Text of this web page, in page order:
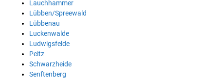
Lauchhammer
Lübben/Spreewald
Lübbenau
Luckenwalde
Ludwigsfelde
Peitz
Schwarzheide
Senftenberg